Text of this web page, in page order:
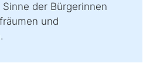
der Bürgerinnen
und